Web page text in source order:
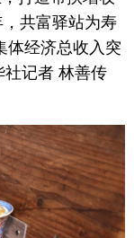
共富驿站为寿
体经济总收入突
社记者 林善传